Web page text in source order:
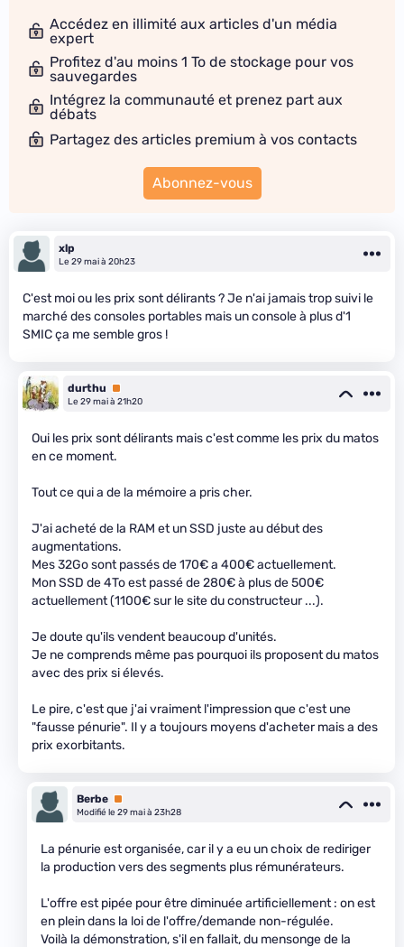
Accédez en illimité aux articles d'un média
expert
Profitez d'au moins 1 To de stockage pour vos
sauvegardes
Intégrez la communauté et prenez part aux
débats
Partagez des articles premium à vos contacts
Abonnez-vous
xlp
Le 29 mai à 20h23
C'est moi ou les prix sont délirants ? Je n'ai jamais trop suivi le
marché des consoles portables mais un console à plus d'1
SMIC ça me semble gros !
durthu
Premium
Le 29 mai à 21h20
Oui les prix sont délirants mais c'est comme les prix du matos
en ce moment.
Tout ce qui a de la mémoire a pris cher.
J'ai acheté de la RAM et un SSD juste au début des
augmentations.
Mes 32Go sont passés de 170€ a 400€ actuellement.
Mon SSD de 4To est passé de 280€ à plus de 500€
actuellement (1100€ sur le site du constructeur ...).
Je doute qu'ils vendent beaucoup d'unités.
Je ne comprends même pas pourquoi ils proposent du matos
avec des prix si élevés.
Le pire, c'est que j'ai vraiment l'impression que c'est une
"fausse pénurie". Il y a toujours moyens d'acheter mais a des
prix exorbitants.
Berbe Premium
Modifié le 29 mai à 23h28
La pénurie est organisée, car il y a eu un choix de rediriger
la production vers des segments plus rémunérateurs.
L'offre est pipée pour être diminuée artificiellement : on est
en plein dans la loi de l'offre/demande non-régulée.
Voilà la démonstration, s'il en fallait, du mensonge de la